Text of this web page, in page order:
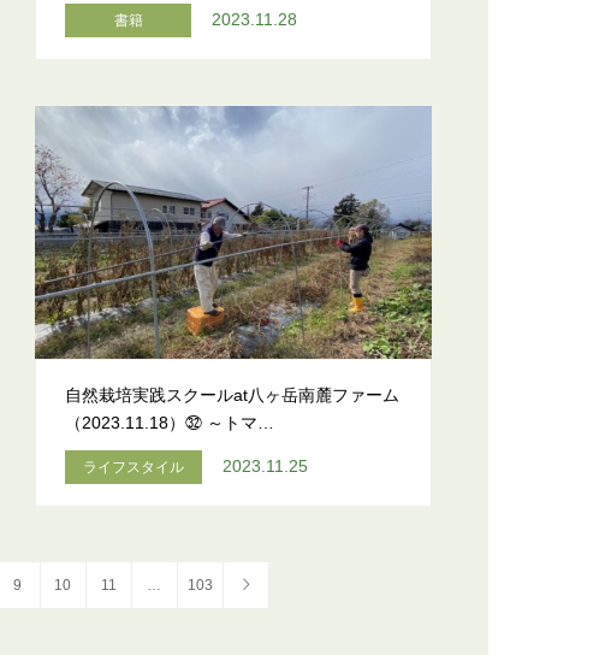
書籍 2023.11.28
自然栽培実践スクールat八ヶ岳南麓ファーム
（2023.11.18）㉜ ～トマ…
ライフスタイル 2023.11.25
9 10 11 … 103